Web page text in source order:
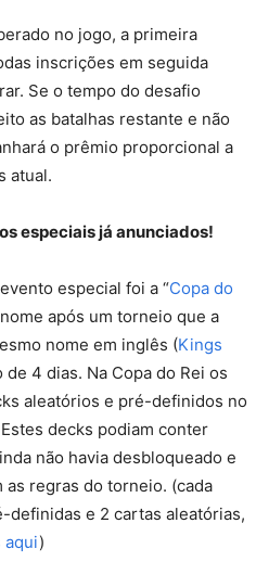
no jogo, a primeira
inscrições em seguida
Se o tempo do desafio
as batalhas restante e não
o prêmio proporcional a
atual.
especiais já anunciados!
especial foi a “Copa do
após um torneio que a
nome em inglês (Kings
4 dias. Na Copa do Rei os
aleatórios e pré-definidos no
decks podiam conter
não havia desbloqueado e
as regras do torneio. (cada
definidas e 2 cartas aleatórias,
aqui)